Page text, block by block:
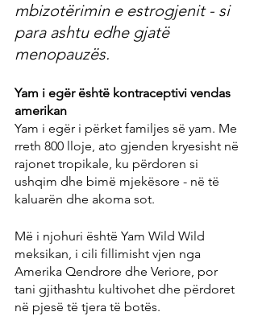
mbizotërimin e estrogjenit - si
para ashtu edhe gjatë
menopauzës.
Yam i egër është kontraceptivi vendas
amerikan
Yam i egër i përket familjes së yam. Me
rreth 800 lloje, ato gjenden kryesisht në
rajonet tropikale, ku përdoren si
ushqim dhe bimë mjekësore - në të
kaluarën dhe akoma sot.
Më i njohuri është Yam Wild Wild
meksikan, i cili fillimisht vjen nga
Amerika Qendrore dhe Veriore, por
tani gjithashtu kultivohet dhe përdoret
në pjesë të tjera të botës.